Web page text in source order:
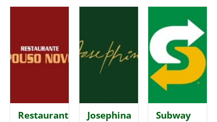
Restaurante
Josephina
Subway